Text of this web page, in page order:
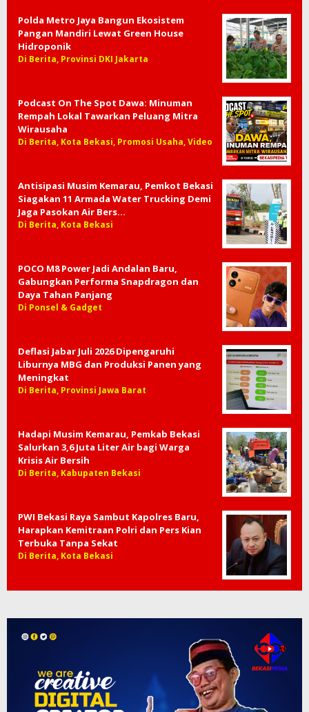
Polda Metro Jaya Bangun Ekosistem
Pangan Mandiri Lewat Green House
Hidroponik
Di Berita, Provinsi DKI Jakarta
Podcast On The Spot Dawa: Minuman
Rempah Lokal Tawarkan Peluang Mitra
Wirausaha
Di Berita, Kota Bekasi, Promosi Usaha, Video
Antisipasi Musim Kemarau, Pemkot Bekasi
Siagakan 11 Armada Water Trucking Demi
Jaga Pasokan Air Bers…
Di Berita, Kota Bekasi
POCO M8 Power Jadi Andalan Baru,
Gabungkan Performa Snapdragon dan
Daya Tahan Panjang
Di Ponsel & Gadget
Deflasi Jabar Juli 2026 Dipengaruhi
Liburnya MBG dan Produksi Panen yang
Meningkat
Di Berita, Provinsi Jawa Barat
Hadapi Musim Kemarau, Pemkab Bekasi
Salurkan 3,6 Juta Liter Air bagi Warga
Krisis Air Bersih
Di Berita, Kabupaten Bekasi
PWI Bekasi Raya Sambut Kapolres Baru,
Harapkan Kemitraan Polri dan Pers Kian
Terbuka Tanpa Sekat
Di Berita, Kota Bekasi